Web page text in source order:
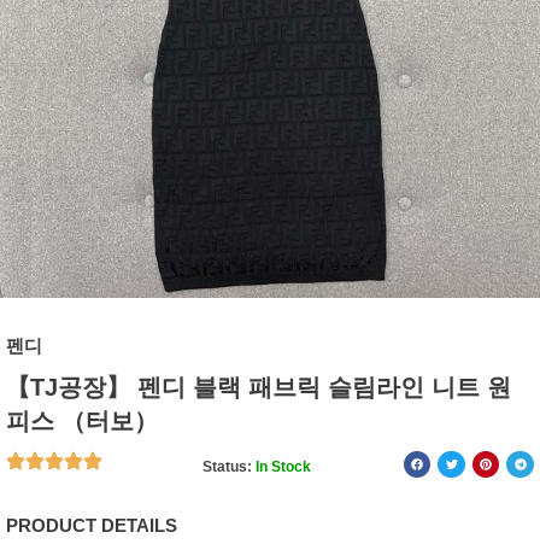
펜디
【TJ공장】 펜디 블랙 패브릭 슬림라인 니트 원
피스 （터보）
Status: In Stock
PRODUCT DETAILS